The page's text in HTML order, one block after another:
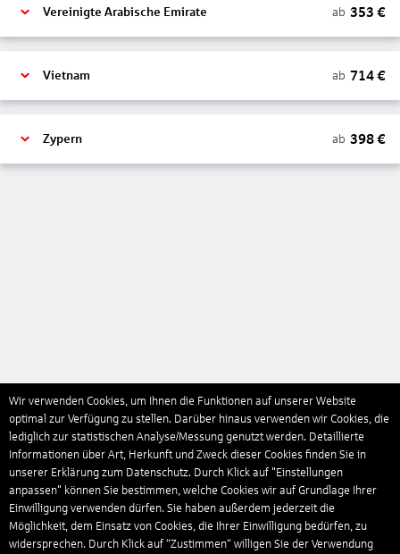
Vereinigte Arabische Emirate ab 353 €
Vietnam ab 714€
Zypern ab 398€
Wir verwenden Cookies, um Ihnen die Funktionen auf unserer Website
optimal zur Verfügung zu stellen. Darüber hinaus verwenden wir Cookies, die
lediglich zur statistischen Analyse/Messung genutzt werden. Detaillierte
Informationen über Art, Herkunft und Zweck dieser Cookies finden Sie in
unserer Erklärung zum Datenschutz. Durch Klick auf "Einstellungen
anpassen" können Sie bestimmen, welche Cookies wir auf Grundlage Ihrer
Einwilligung verwenden dürfen. Sie haben außerdem jederzeit die
Möglichkeit, dem Einsatz von Cookies, die Ihrer Einwilligung bedürfen, zu
widersprechen. Durch Klick auf “Zustimmen“ willigen Sie der Verwendung